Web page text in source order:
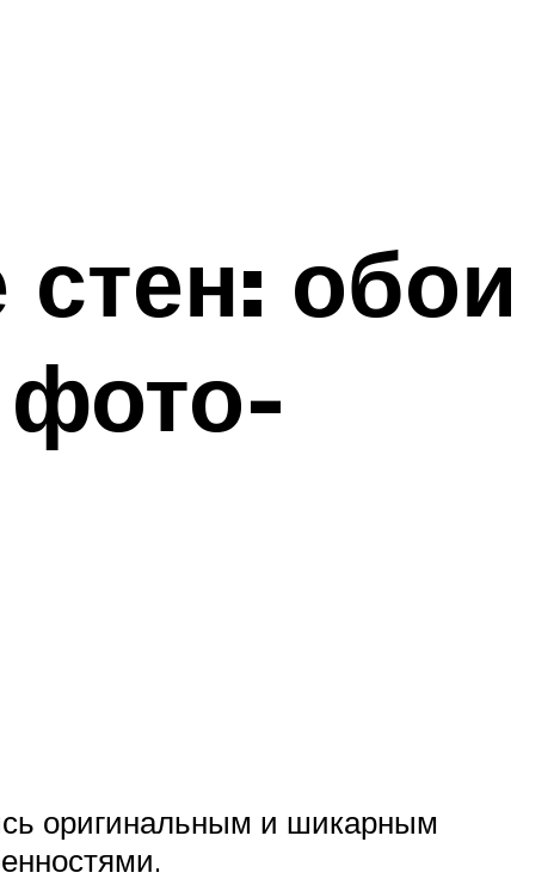
обои
фото-
оригинальным и шикарным